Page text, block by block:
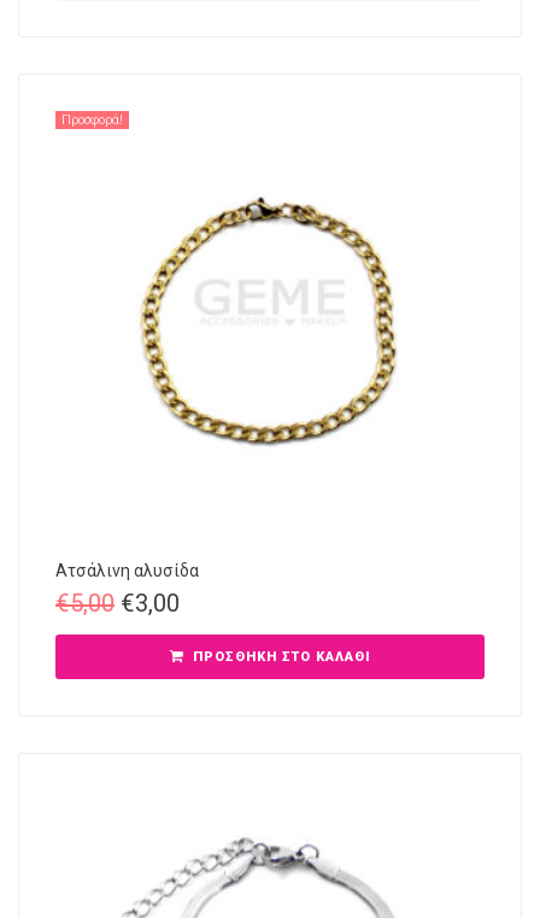
Προσφορά!
Ατσάλινη αλυσίδα
€5,00 €3,00
ΠΡΟΣΘΉΚΗ ΣΤΟ ΚΑΛΆΘΙ